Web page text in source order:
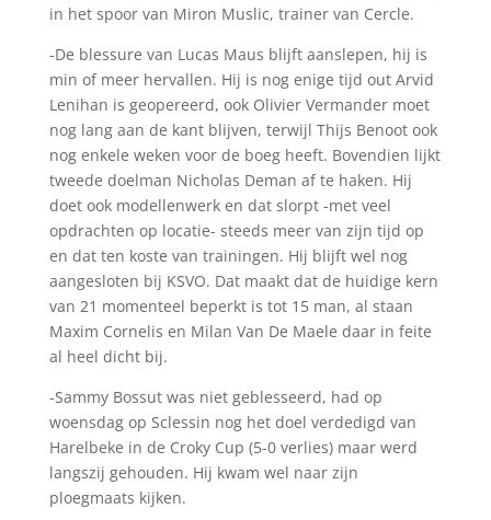
in het spoor van Miron Muslic, trainer van Cercle.
-De blessure van Lucas Maus blijft aanslepen, hij is
min of meer hervallen. Hij is nog enige tijd out Arvid
Lenihan is geopereerd, ook Olivier Vermander moet
nog lang aan de kant blijven, terwijl Thijs Benoot ook
nog enkele weken voor de boeg heeft. Bovendien lijkt
tweede doelman Nicholas Deman af te haken. Hij
doet ook modellenwerk en dat slorpt -met veel
opdrachten op locatie- steeds meer van zijn tijd op
en dat ten koste van trainingen. Hij blijft wel nog
aangesloten bij KSVO. Dat maakt dat de huidige kern
van 21 momenteel beperkt is tot 15 man, al staan
Maxim Cornelis en Milan Van De Maele daar in feite
al heel dicht bij.
-Sammy Bossut was niet geblesseerd, had op
woensdag op Sclessin nog het doel verdedigd van
Harelbeke in de Croky Cup (5-0 verlies) maar werd
langszij gehouden. Hij kwam wel naar zijn
ploegmaats kijken.